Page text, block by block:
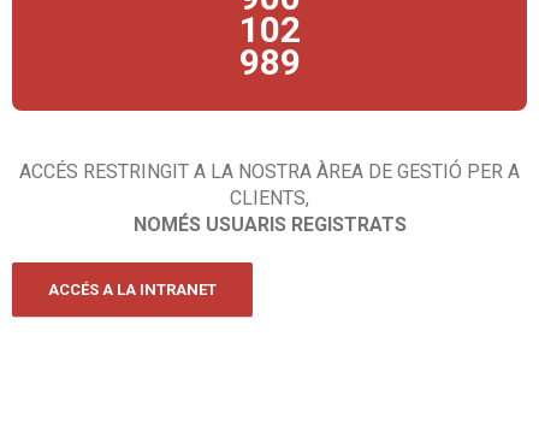
102
989
trucada!
ACCÉS RESTRINGIT A LA NOSTRA ÀREA DE GESTIÓ PER A
CLIENTS,
NOMÉS USUARIS REGISTRATS
ACCÉS A LA INTRANET